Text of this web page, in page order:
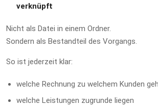
verknüpft
Nicht als Datei in einem Ordner.
Sondern als Bestandteil des Vorgangs.
So ist jederzeit klar:
welche Rechnung zu welchem Kunden
welche Leistungen zugrunde liegen